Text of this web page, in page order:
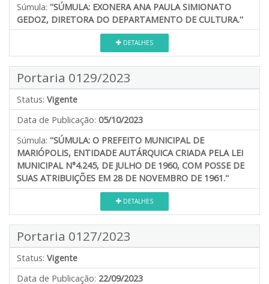
Súmula: ''SÚMULA: EXONERA ANA PAULA SIMIONATO
GEDOZ, DIRETORA DO DEPARTAMENTO DE CULTURA.''
DETALHES
Portaria 0129/2023
Status: Vigente
Data de Publicação: 05/10/2023
Súmula: ''SÚMULA: O PREFEITO MUNICIPAL DE
MARIÓPOLIS, ENTIDADE AUTÁRQUICA CRIADA PELA LEI
MUNICIPAL N°4.245, DE JULHO DE 1960, COM POSSE DE
SUAS ATRIBUIÇÕES EM 28 DE NOVEMBRO DE 1961.''
DETALHES
Portaria 0127/2023
Status: Vigente
Data de Publicação: 22/09/2023